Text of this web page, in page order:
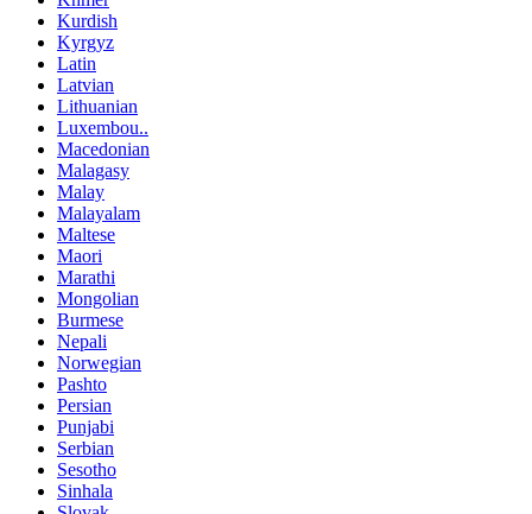
Kurdish
Kyrgyz
Latin
Latvian
Lithuanian
Luxembou..
Macedonian
Malagasy
Malay
Malayalam
Maltese
Maori
Marathi
Mongolian
Burmese
Nepali
Norwegian
Pashto
Persian
Punjabi
Serbian
Sesotho
Sinhala